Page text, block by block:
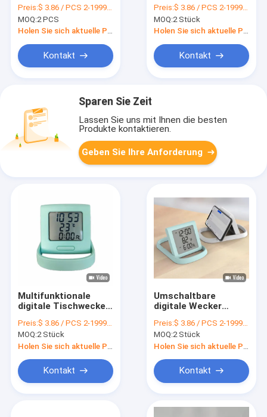
modisches Design
Preis:$ 3.86 / PCS 2-1999 PCS
MOQ:2 PCS
Holen Sie sich aktuelle Preis
Kontakt
modernem
Sonnenaufgangsalarm
Preis:$ 3.86 / PCS 2-1999 PCS
MOQ:2 Stück
Holen Sie sich aktuelle Preis
Kontakt
Sparen Sie Zeit
Lassen Sie uns mit Ihnen die besten
Produkte kontaktieren.
Geben Sie Ihre Anforderung
Multifunktionale
digitale Tischwecker
Temperaturanzeige
Preis:$ 3.86 / PCS 2-1999 PCS
MOQ:2 Stück
Kontakt
Umschaltbare
digitale Wecker
Multifunktionell
Preis:$ 3.86 / PCS 2-1999 PCS
MOQ:2 Stück
Kontakt